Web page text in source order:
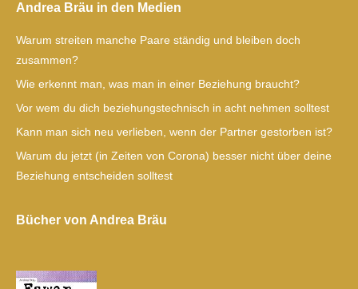
Andrea Bräu in den Medien
Warum streiten manche Paare ständig und bleiben doch
zusammen?
Wie erkennt man, was man in einer Beziehung braucht?
Vor wem du dich beziehungstechnisch in acht nehmen solltest
Kann man sich neu verlieben, wenn der Partner gestorben ist?
Warum du jetzt (in Zeiten von Corona) besser nicht über deine
Beziehung entscheiden solltest
Bücher von Andrea Bräu